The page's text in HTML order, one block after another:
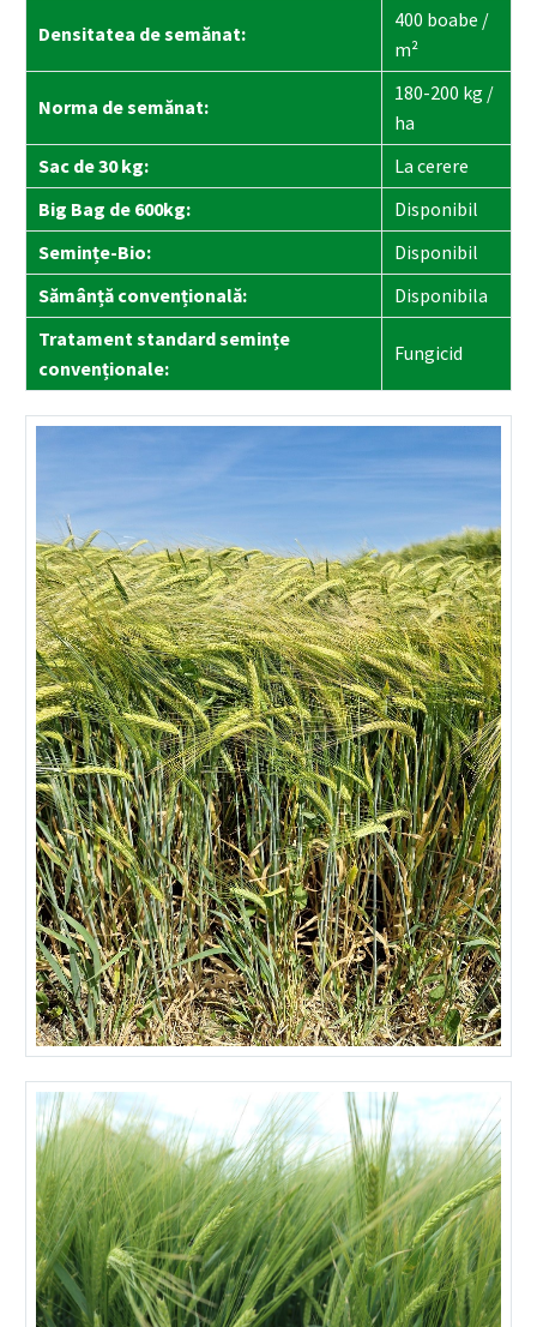
Densitatea de semănat:
400 boabe /
m²
Norma de semănat:
180-200 kg /
ha
Sac de 30 kg:
La cerere
Big Bag de 600kg:
Disponibil
Semințe-Bio:
Disponibil
Sămânță convențională:
Disponibila
Tratament standard semințe
convenționale:
Fungicid